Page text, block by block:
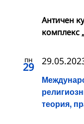
Античен
комплекс
пн
29
теория,